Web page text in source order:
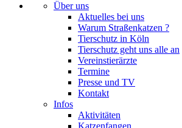
Über uns
Aktuelles bei uns
Warum Straßenkatzen ?
Tierschutz in Köln
Tierschutz geht uns alle an
Vereinstierärzte
Termine
Presse und TV
Kontakt
Infos
Aktivitäten
Katzenfangen